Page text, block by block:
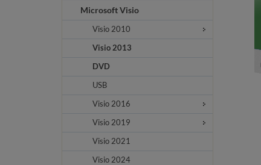
Microsoft Visio
Visio 2010
Visio 2013
DVD
USB
Visio 2016
Visio 2019
Visio 2021
Visio 2024